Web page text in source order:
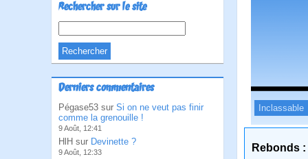
Rechercher sur le site
Derniers commentaires
Pégase53 sur Si on ne veut pas finir
comme la grenouille !
9 Août, 12:41
HlH sur Devinette ?
9 Août, 12:33
Inclassable
Rebonds :